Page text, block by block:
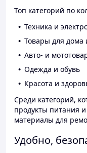
Топ категорий по
Техника и
Товары для дома
Авто- и
Одежда и обувь
Красота и
Среди категорий,
продукты питания
материалы для
Удобно,